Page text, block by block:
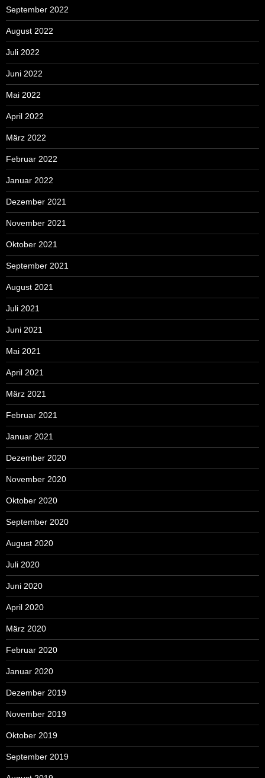
September 2022
August 2022
Juli 2022
Juni 2022
Mai 2022
April 2022
März 2022
Februar 2022
Januar 2022
Dezember 2021
November 2021
Oktober 2021
September 2021
August 2021
Juli 2021
Juni 2021
Mai 2021
April 2021
März 2021
Februar 2021
Januar 2021
Dezember 2020
November 2020
Oktober 2020
September 2020
August 2020
Juli 2020
Juni 2020
April 2020
März 2020
Februar 2020
Januar 2020
Dezember 2019
November 2019
Oktober 2019
September 2019